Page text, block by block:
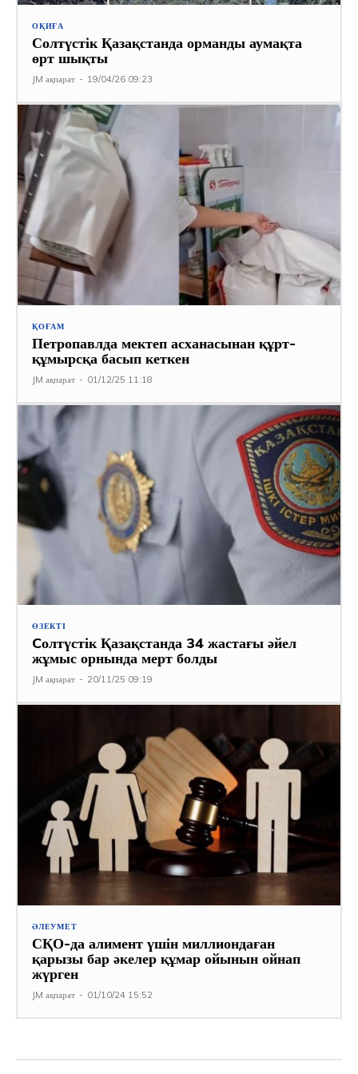
ОҚИҒА
Солтүстік Қазақстанда орманды аумақта
өрт шықты
JM ақпарат - 19/04/26 09:23
ҚОҒАМ
Петропавлда мектеп асханасынан құрт-
құмырсқа басып кеткен
JM ақпарат - 01/12/25 11:18
ӨЗЕКТІ
Cолтүстік Қазақстанда 34 жастағы әйел
жұмыс орнында мерт болды
JM ақпарат - 20/11/25 09:19
ӘЛЕУМЕТ
СҚО-да алимент үшін миллиондаған
қарызы бар әкелер құмар ойынын ойнап
жүрген
JM ақпарат - 01/10/24 15:52